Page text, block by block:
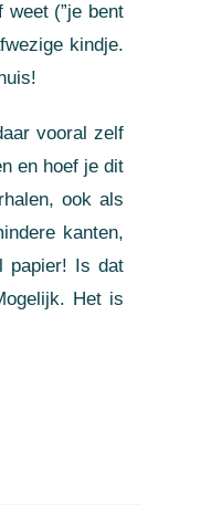
(”je bent
kindje.
vooral zelf
en hoef je dit
ook als
kanten,
papier! Is dat
Het is